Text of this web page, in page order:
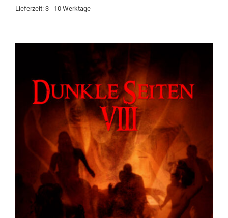
Lieferzeit: 3 - 10 Werktage